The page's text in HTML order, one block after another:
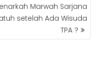
Marwah Sarjana
setelah Ada Wisuda
TPA ?